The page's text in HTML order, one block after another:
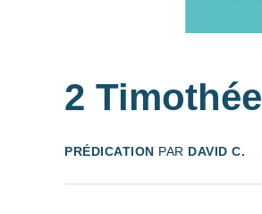
2 Timothée
PRÉDICATION PAR DAVID C.